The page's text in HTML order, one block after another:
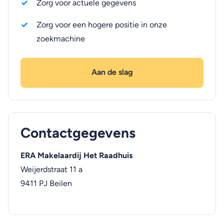
Zorg voor actuele gegevens
Zorg voor een hogere positie in onze
zoekmachine
Aan de slag
Contactgegevens
ERA Makelaardij Het Raadhuis
Weijerdstraat 11 a
9411 PJ Beilen